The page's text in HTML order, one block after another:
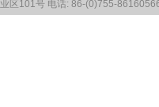
区101号 电话: 86-(0)755-